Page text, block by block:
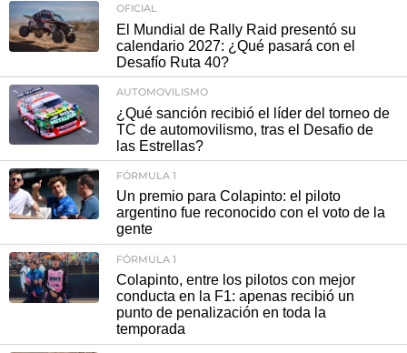
OFICIAL
El Mundial de Rally Raid presentó su
calendario 2027: ¿Qué pasará con el
Desafío Ruta 40?
AUTOMOVILISMO
¿Qué sanción recibió el líder del torneo de
TC de automovilismo, tras el Desafio de
las Estrellas?
FÓRMULA 1
Un premio para Colapinto: el piloto
argentino fue reconocido con el voto de la
gente
FÓRMULA 1
Colapinto, entre los pilotos con mejor
conducta en la F1: apenas recibió un
punto de penalización en toda la
temporada